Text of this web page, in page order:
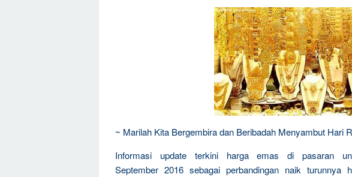
~ Marilah Kita Bergembira dan Beribadah Menyambut Hari
Informasi update terkini harga emas di pasaran
September 2016 sebagai perbandingan naik turunnya